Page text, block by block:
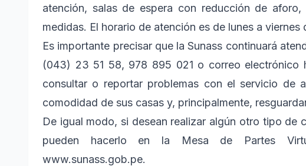
atención, salas de espera con reducción de
medidas. El horario de atención es de lunes a
Es importante precisar que la Sunass continuará
(043) 23 51 58, 978 895 021 o correo electrónico
consultar o reportar problemas con el servicio de
comodidad de sus casas y, principalmente,
De igual modo, si desean realizar algún otro tipo de
pueden hacerlo en la Mesa de Partes
www.sunass.gob.pe.